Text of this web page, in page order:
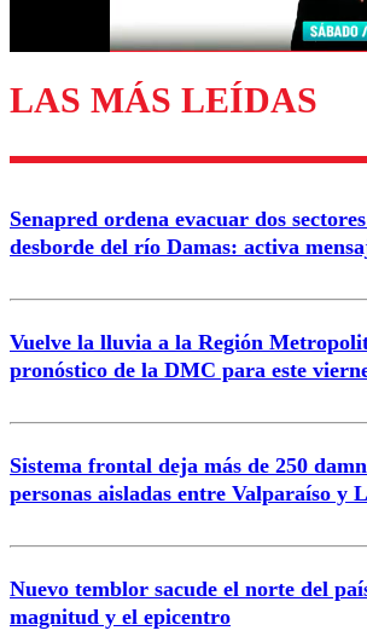
LAS MÁS LEÍDAS
Senapred ordena evacuar dos
desborde del río Damas: activa
Vuelve la lluvia a la Región
pronóstico de la DMC para este
Sistema frontal deja más de 250
personas aisladas entre Valparaíso y
Nuevo temblor sacude el norte del
magnitud y el epicentro